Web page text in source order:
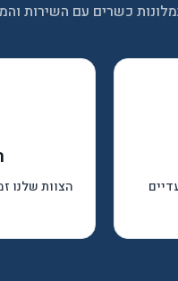
כשרים עם השירות
הצוות שלנו